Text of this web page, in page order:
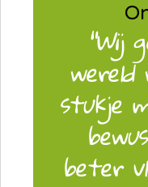
"Wij
stukje
beter